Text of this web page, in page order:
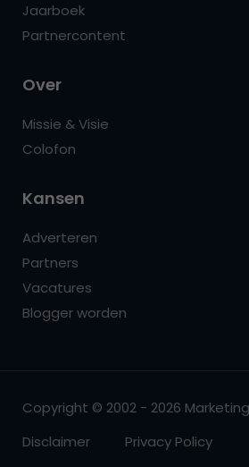
Jaarboek
Partnercontent
Over
Missie & Visie
Colofon
Kansen
Adverteren
Partners
Vacatures
Blogger worden
Copyright © 2002 - 2026
Disclaimer
Privacy Policy